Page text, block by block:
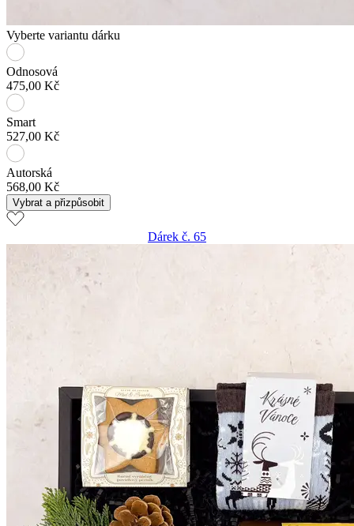
Vyberte variantu dárku
Odnosová
475,00 Kč
Smart
527,00 Kč
Autorská
568,00 Kč
Vybrat a přizpůsobit
Dárek č. 65